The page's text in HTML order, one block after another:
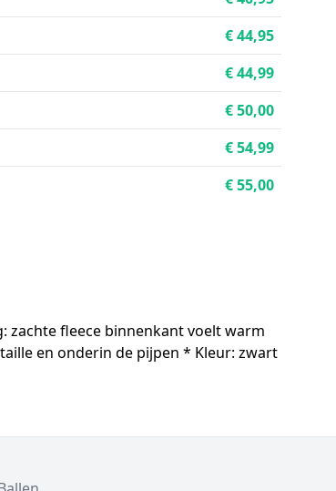
€ 44,95
€ 44,99
€ 50,00
€ 54,99
€ 55,00
zachte fleece binnenkant voelt warm
en onderin de pijpen * Kleur: zwart